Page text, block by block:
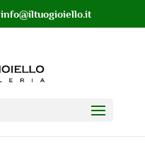
info@iltuogioiello.it